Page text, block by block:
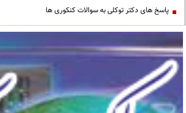
پاسخ های دکتر توکلی به سوالات کنکوری ها